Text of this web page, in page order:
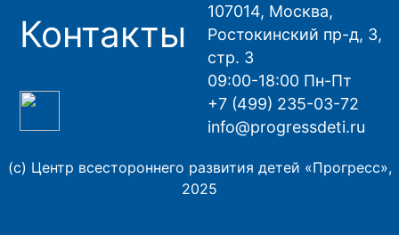
Контакты
107014, Москва,
Ростокинский пр-д, 3,
стр. 3
09:00-18:00 Пн-Пт
+7 (499) 235-03-72
info@progressdeti.ru
(с) Центр всестороннего развития детей «Прогресс»,
2025